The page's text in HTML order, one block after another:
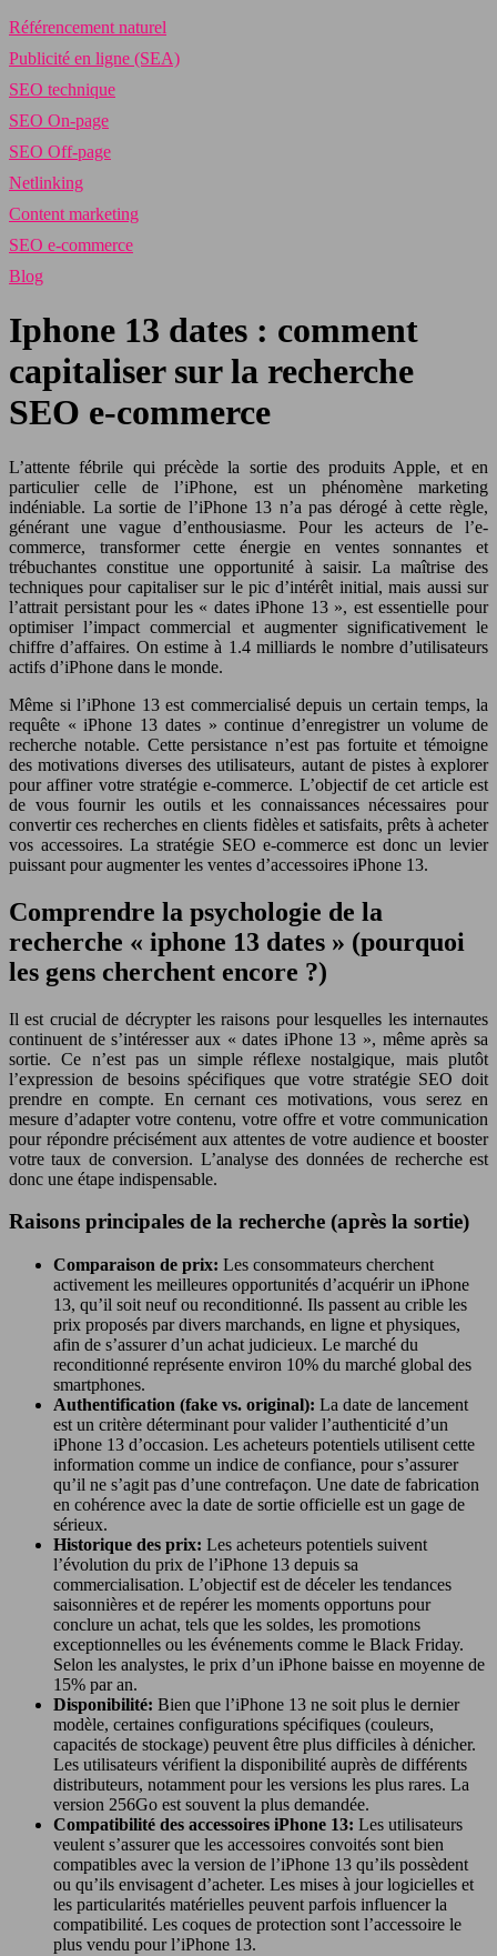
Référencement naturel
Publicité en ligne (SEA)
SEO technique
SEO On-page
SEO Off-page
Netlinking
Content marketing
SEO e-commerce
Blog
Iphone 13 dates : comment
capitaliser sur la recherche
SEO e-commerce
L’attente fébrile qui précède la sortie des produits Apple, et en
particulier celle de l’iPhone, est un phénomène marketing
indéniable. La sortie de l’iPhone 13 n’a pas dérogé à cette règle,
générant une vague d’enthousiasme. Pour les acteurs de l’e-
commerce, transformer cette énergie en ventes sonnantes et
trébuchantes constitue une opportunité à saisir. La maîtrise des
techniques pour capitaliser sur le pic d’intérêt initial, mais aussi sur
l’attrait persistant pour les « dates iPhone 13 », est essentielle pour
optimiser l’impact commercial et augmenter significativement le
chiffre d’affaires. On estime à 1.4 milliards le nombre d’utilisateurs
actifs d’iPhone dans le monde.
Même si l’iPhone 13 est commercialisé depuis un certain temps, la
requête « iPhone 13 dates » continue d’enregistrer un volume de
recherche notable. Cette persistance n’est pas fortuite et témoigne
des motivations diverses des utilisateurs, autant de pistes à explorer
pour affiner votre stratégie e-commerce. L’objectif de cet article est
de vous fournir les outils et les connaissances nécessaires pour
convertir ces recherches en clients fidèles et satisfaits, prêts à acheter
vos accessoires. La stratégie SEO e-commerce est donc un levier
puissant pour augmenter les ventes d’accessoires iPhone 13.
Comprendre la psychologie de la
recherche « iphone 13 dates » (pourquoi
les gens cherchent encore ?)
Il est crucial de décrypter les raisons pour lesquelles les internautes
continuent de s’intéresser aux « dates iPhone 13 », même après sa
sortie. Ce n’est pas un simple réflexe nostalgique, mais plutôt
l’expression de besoins spécifiques que votre stratégie SEO doit
prendre en compte. En cernant ces motivations, vous serez en
mesure d’adapter votre contenu, votre offre et votre communication
pour répondre précisément aux attentes de votre audience et booster
votre taux de conversion. L’analyse des données de recherche est
donc une étape indispensable.
Raisons principales de la recherche (après la sortie)
Comparaison de prix: Les consommateurs cherchent
activement les meilleures opportunités d’acquérir un iPhone
13, qu’il soit neuf ou reconditionné. Ils passent au crible les
prix proposés par divers marchands, en ligne et physiques,
afin de s’assurer d’un achat judicieux. Le marché du
reconditionné représente environ 10% du marché global des
smartphones.
Authentification (fake vs. original): La date de lancement
est un critère déterminant pour valider l’authenticité d’un
iPhone 13 d’occasion. Les acheteurs potentiels utilisent cette
information comme un indice de confiance, pour s’assurer
qu’il ne s’agit pas d’une contrefaçon. Une date de fabrication
en cohérence avec la date de sortie officielle est un gage de
sérieux.
Historique des prix: Les acheteurs potentiels suivent
l’évolution du prix de l’iPhone 13 depuis sa
commercialisation. L’objectif est de déceler les tendances
saisonnières et de repérer les moments opportuns pour
conclure un achat, tels que les soldes, les promotions
exceptionnelles ou les événements comme le Black Friday.
Selon les analystes, le prix d’un iPhone baisse en moyenne de
15% par an.
Disponibilité: Bien que l’iPhone 13 ne soit plus le dernier
modèle, certaines configurations spécifiques (couleurs,
capacités de stockage) peuvent être plus difficiles à dénicher.
Les utilisateurs vérifient la disponibilité auprès de différents
distributeurs, notamment pour les versions les plus rares. La
version 256Go est souvent la plus demandée.
Compatibilité des accessoires iPhone 13: Les utilisateurs
veulent s’assurer que les accessoires convoités sont bien
compatibles avec la version de l’iPhone 13 qu’ils possèdent
ou qu’ils envisagent d’acheter. Les mises à jour logicielles et
les particularités matérielles peuvent parfois influencer la
compatibilité. Les coques de protection sont l’accessoire le
plus vendu pour l’iPhone 13.